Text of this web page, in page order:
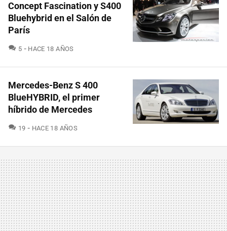
Concept Fascination y S400
Bluehybrid en el Salón de
París
5 COMENTARIOS
HACE 18 AÑOS
Mercedes-Benz S 400
BlueHYBRID, el primer
híbrido de Mercedes
19 COMENTARIOS
HACE 18 AÑOS